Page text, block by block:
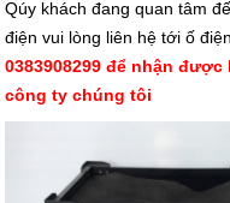
Qúy khách đang quan tâm
điện vui lòng liên hệ tới ố
0383908299 để nhận
công ty chúng tôi